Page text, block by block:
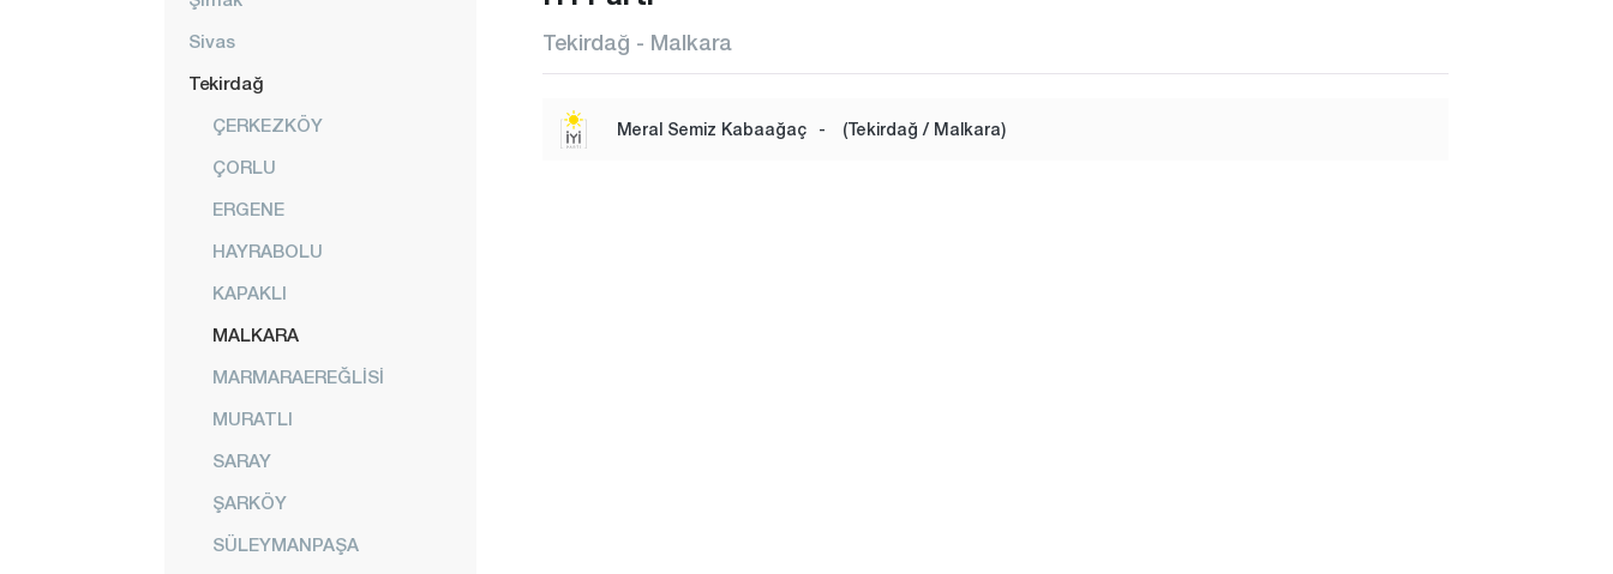
Sivas
Tekirdağ
ÇERKEZKÖY
ÇORLU
ERGENE
HAYRABOLU
KAPAKLI
MALKARA
MARMARAEREĞLİSİ
MURATLI
SARAY
ŞARKÖY
SÜLEYMANPAŞA
Tekirdağ - Malkara
Meral Semiz Kabaağaç - (Tekirdağ / Malkara)